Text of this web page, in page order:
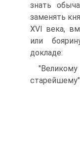
знать
заменять
XVI века,
или
докладе: